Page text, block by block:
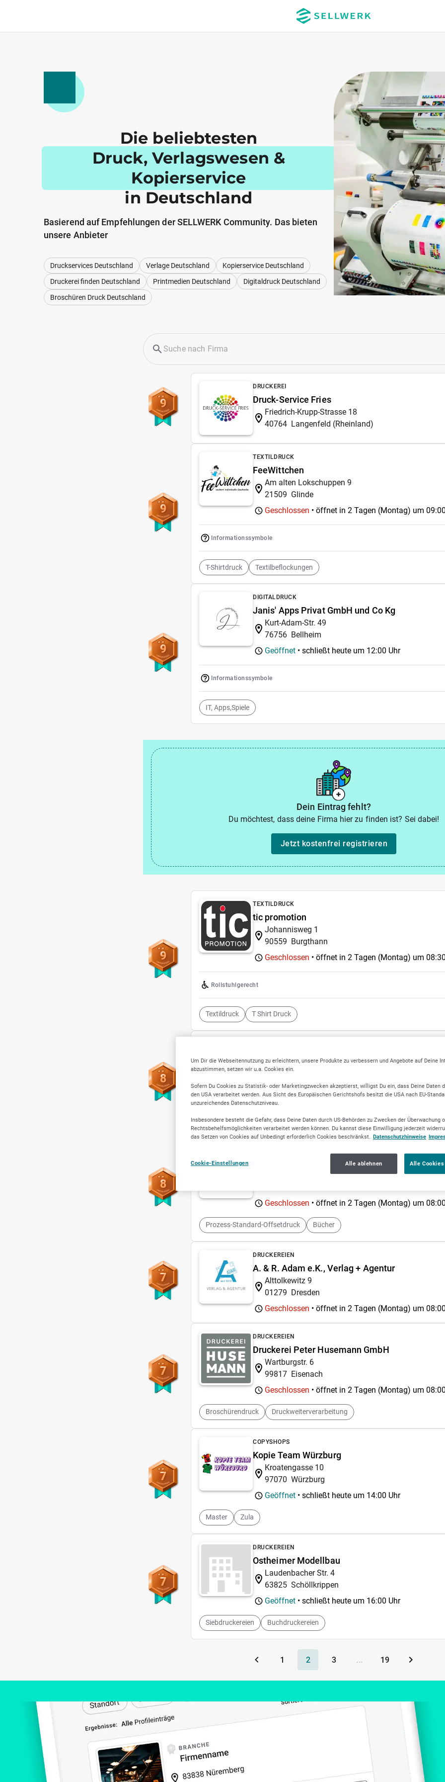
Die beliebtesten
Druck, Verlagswesen &
Kopierservice
in Deutschland
Basierend auf Empfehlungen der SELLWERK Community. Das bieten
unsere Anbieter
Druckservices Deutschland Verlage Deutschland
Kopierservice Deutschland
Druckerei finden Deutschland
Printmedien Deutschland
Digitaldruck Deutschland
Broschüren Druck Deutschland
9
DRUCKEREI
Druck-Service Fries
Friedrich-Krupp-Strasse 18
40764 Langenfeld (Rheinland)
9
TEXTILDRUCK
FeeWittchen
Am alten Lokschuppen 9
21509 Glinde
Geschlossen • öffnet in 2 Tagen (Montag) um
Informationssymbole
T-Shirtdruck Textilbeflockungen
9
DIGITALDRUCK
Janis' Apps Privat GmbH und Co Kg
Kurt-Adam-Str. 49
76756 Bellheim
Geöffnet • schließt heute um 12:00 Uhr
Informationssymbole
IT, Apps,Spiele
Dein Eintrag fehlt?
Du möchtest, dass deine Firma hier zu finden ist? Sei dabei!
Jetzt kostenfrei registrieren
9
TEXTILDRUCK
tic promotion
Johannisweg 1
90559 Burgthann
Geschlossen • öffnet in 2 Tagen (Montag) um
Rollstuhlgerecht
Textildruck T Shirt Druck
8
Walz Druckcenter
Kirchgasse 5
Hammelburg
Geöffnet• schließt heute um 12:00 Uhr
Buchdruckereien Druckwerkstatt
8
Zarbock GmbH & Co. KG
Geschlossen • öffnet in 2 Tagen (Montag) um
Prozess-Standard-Offsetdruck Bücher
7
DRUCKEREIEN
A. & R. Adam e.K., Verlag + Agentur
Alttolkewitz 9
01279 Dresden
Geschlossen • öffnet in 2 Tagen (Montag) um
7
DRUCKEREIEN
Druckerei Peter Husemann GmbH
Wartburgstr. 6
99817 Eisenach
Geschlossen • öffnet in 2 Tagen (Montag) um
Broschürendruck Druckweiterverarbeitung
7
COPYSHOPS
Kopie Team Würzburg
Kroatengasse 10
97070 Würzburg
Geöffnet • schließt heute um 14:00 Uhr
Master Zula
7
DRUCKEREIEN
Ostheimer Modellbau
Laudenbacher Str. 4
63825 Schöllkrippen
Geöffnet • schließt heute um 16:00 Uhr
Siebdruckereien Buchdruckereien
1 2 3 ... 19
Um Dir die Webseitennutzung zu erleichtern, unsere Produkte zu verbessern und Angebote auf Deine
abzustimmen, setzen wir u.a. Cookies ein.
Sofern Du Cookies zu Statistik- oder Marketingzwecken akzeptierst, willigst Du ein, dass Deine Daten
den USA verarbeitet werden. Aus Sicht des Europäischen Gerichtshofs besitzt die USA nach EU-
unzureichendes Datenschutzniveau.
Insbesondere besteht die Gefahr, dass Deine Daten durch US-Behörden zu Zwecken der Überwachung
Rechtsbehelfsmöglichkeiten verarbeitet werden können. Du kannst diese Einwilligung jederzeit
das Setzen von Cookies auf Unbedingt erforderlich Cookies beschränkst. Datenschutzhinweise
Cookie-Einstellungen Alle ablehnen Alle